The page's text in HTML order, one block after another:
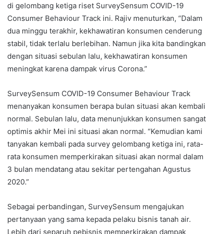
di gelombang ketiga riset SurveySensum COVID-19
Consumer Behaviour Track ini. Rajiv menuturkan, “Dalam
dua minggu terakhir, kekhawatiran konsumen cenderung
stabil, tidak terlalu berlebihan. Namun jika kita bandingkan
dengan situasi sebulan lalu, kekhawatiran konsumen
meningkat karena dampak virus Corona.”
SurveySensum COVID-19 Consumer Behaviour Track
menanyakan konsumen berapa bulan situasi akan kembali
normal. Sebulan lalu, data menunjukkan konsumen sangat
optimis akhir Mei ini situasi akan normal. “Kemudian kami
tanyakan kembali pada survey gelombang ketiga ini, rata-
rata konsumen memperkirakan situasi akan normal dalam
3 bulan mendatang atau sekitar pertengahan Agustus
2020.”
Sebagai perbandingan, SurveySensum mengajukan
pertanyaan yang sama kepada pelaku bisnis tanah air.
Lebih dari separuh pebisnis memperkirakan dampak